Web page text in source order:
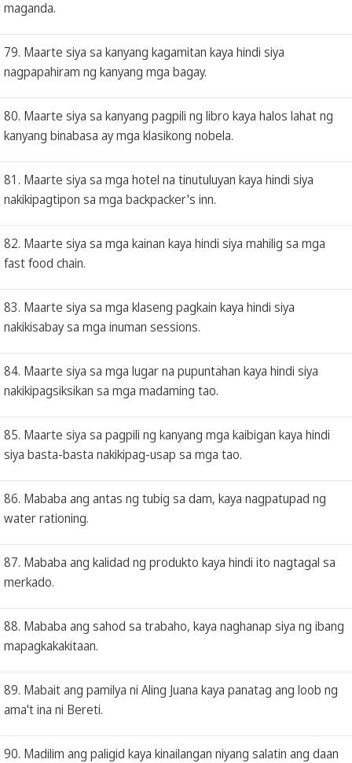
maganda.
79. Maarte siya sa kanyang kagamitan kaya hindi siya
nagpapahiram ng kanyang mga bagay.
80. Maarte siya sa kanyang pagpili ng libro kaya halos lahat ng
kanyang binabasa ay mga klasikong nobela.
81. Maarte siya sa mga hotel na tinutuluyan kaya hindi siya
nakikipagtipon sa mga backpacker's inn.
82. Maarte siya sa mga kainan kaya hindi siya mahilig sa mga
fast food chain.
83. Maarte siya sa mga klaseng pagkain kaya hindi siya
nakikisabay sa mga inuman sessions.
84. Maarte siya sa mga lugar na pupuntahan kaya hindi siya
nakikipagsiksikan sa mga madaming tao.
85. Maarte siya sa pagpili ng kanyang mga kaibigan kaya hindi
siya basta-basta nakikipag-usap sa mga tao.
86. Mababa ang antas ng tubig sa dam, kaya nagpatupad ng
water rationing.
87. Mababa ang kalidad ng produkto kaya hindi ito nagtagal sa
merkado.
88. Mababa ang sahod sa trabaho, kaya naghanap siya ng ibang
mapagkakakitaan.
89. Mabait ang pamilya ni Aling Juana kaya panatag ang loob ng
ama't ina ni Bereti.
90. Madilim ang paligid kaya kinailangan niyang salatin ang daan